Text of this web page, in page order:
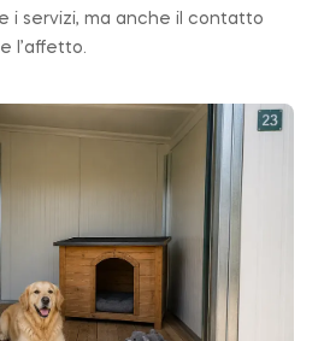
i servizi, ma anche il contatto
l’affetto.